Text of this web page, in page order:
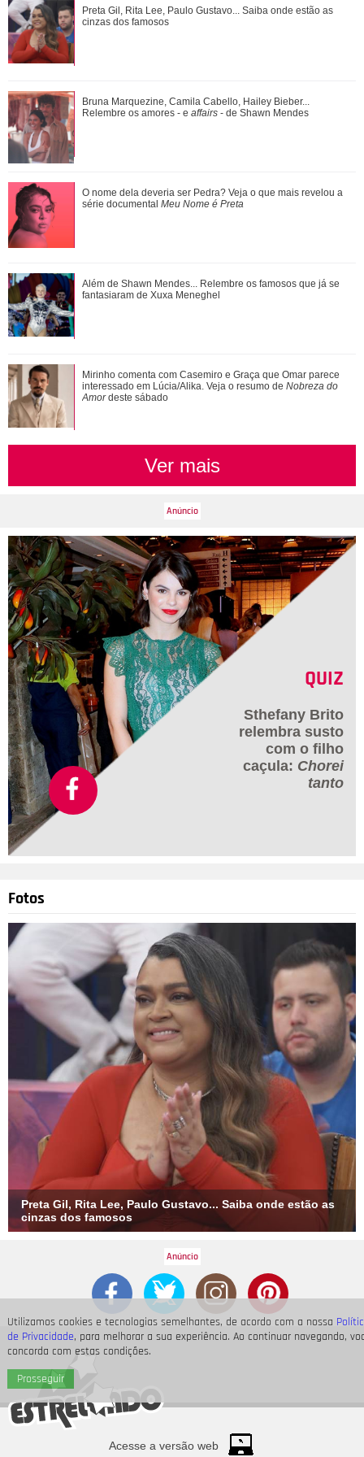
Utilizamos cookies e tecnologias semelhantes, de acordo com a nossa
de Privacidade, para melhorar a sua experiência. Ao continuar navegando,
concorda com estas condições.
Prosseguir
Preta Gil, Rita Lee, Paulo Gustavo... Saiba onde estão as
cinzas dos famosos
Agrado e Eduarda são prejudicadas pela proximidade com
João Raul. Saiba o que vai acontece...
Fernanda Torres cantando, Kaká tentando dar estrela...
Relembre os micos que famosos já pag...
Pedro comemora o estado de saúde de Bruna. Confira o
que vai rolar neste sábado em Quem Ama...
Veja tudo sobre a bariátrica e a evolução do corpo de Jojo
Todynho
Preta Gil, Rita Lee, Paulo Gustavo... Saiba onde estão as
cinzas dos famosos
Bruna Marquezine, Camila Cabello, Hailey Bieber...
Relembre os amores - e affairs - de Shawn Mendes
O nome dela deveria ser Pedra? Veja o que mais revelou a
série documental Meu Nome é Preta
Além de Shawn Mendes... Relembre os famosos que já se
fantasiaram de Xuxa Meneghel
Mirinho comenta com Casemiro e Graça que Omar parece
interessado em Lúcia/Alika. Veja o resumo de Nobreza do
Amordeste sábado
Ver mais
QUIZ
Sthefany Brito
relembra susto
com o filho
caçula: Chorei
tanto
Fotos
Preta Gil, Rita Lee, Paulo Gustavo... Saiba onde estão as
cinzas dos famosos
Acesse a versão web